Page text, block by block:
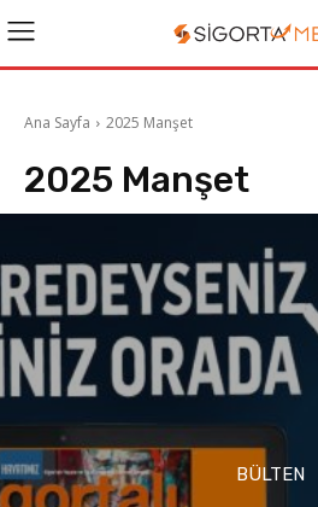
Ana Sayfa 2025 Manşet
2025 Manşet
BÜLTEN